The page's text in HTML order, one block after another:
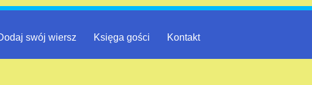
swój wiersz Księga gości Kontakt